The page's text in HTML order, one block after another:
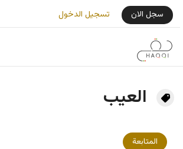
تجاوز إلى المحتوى الرئيسي
User Login Menu
سجل الان تسجيل الدخول
العيب
المتابعة